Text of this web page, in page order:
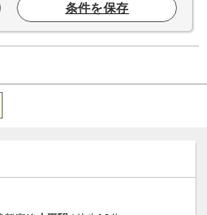
条件を保存